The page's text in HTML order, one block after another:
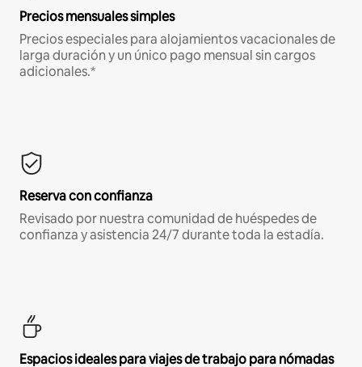
Precios mensuales simples
Precios especiales para alojamientos vacacionales de
larga duración y un único pago mensual sin cargos
adicionales.*
Reserva con confianza
Revisado por nuestra comunidad de huéspedes de
confianza y asistencia 24/7 durante toda la estadía.
Espacios ideales para viajes de trabajo para nómadas